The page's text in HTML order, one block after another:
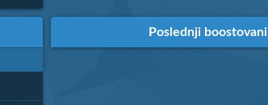
Poslednji boostovani